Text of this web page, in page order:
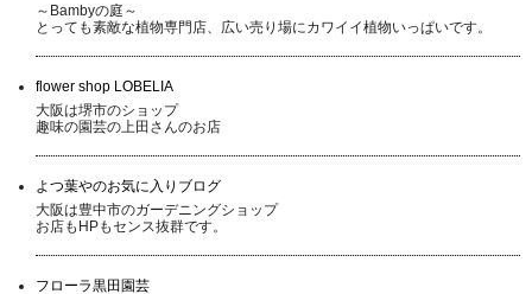
～Bambyの庭～
とっても素敵な植物専門店、広い売り場にカワイイ植物いっぱいです。
flower shop LOBELIA
大阪は堺市のショップ
趣味の園芸の上田さんのお店
よつ葉やのお気に入りブログ
大阪は豊中市のガーデニングショップ
お店もHPもセンス抜群です。
フローラ黒田園芸